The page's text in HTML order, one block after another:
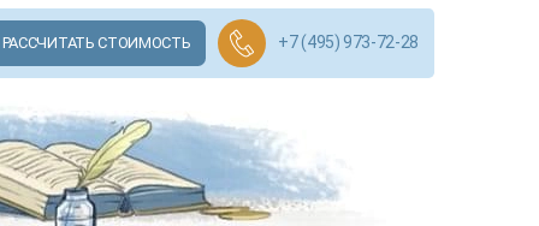
РАССЧИТАТЬ СТОИМОСТЬ +7 (495) 973-72-28